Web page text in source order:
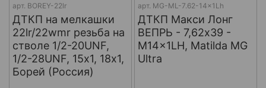
арт. BOREY-22lr
ДТКП на мелкашки
22lr/22wmr резьба на
стволе 1/2-20UNF,
1/2-28UNF, 15х1, 18х1,
Борей (Россия)
арт. MG-ML-7.62-14x1Lh
ДТКП Макси Лонг
ВЕПРЬ - 7,62x39 -
M14x1LH, Matilda MG
Ultra